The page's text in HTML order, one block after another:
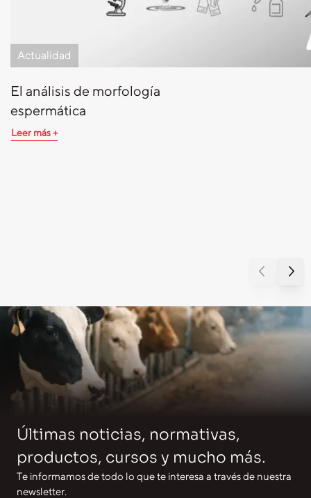
Actualidad
El análisis de morfología
espermática
Leer más +
Últimas noticias, normativas,
productos, cursos y mucho más.
Te informamos de todo lo que te interesa a través de nuestra
newsletter.